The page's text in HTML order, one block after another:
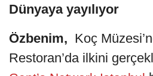
Dünyaya yayılıyor
Özbenim, Koç
Restoran’da ilkini